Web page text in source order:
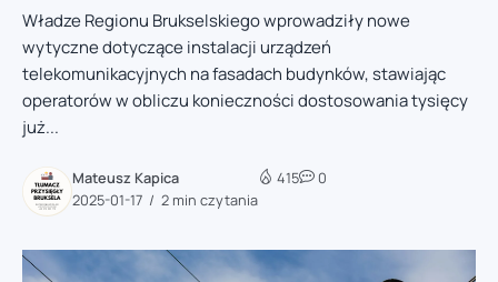
Władze Regionu Brukselskiego wprowadziły nowe
wytyczne dotyczące instalacji urządzeń
telekomunikacyjnych na fasadach budynków, stawiając
operatorów w obliczu konieczności dostosowania tysięcy
już...
Mateusz Kapica
2025-01-17
2 min czytania
415 0